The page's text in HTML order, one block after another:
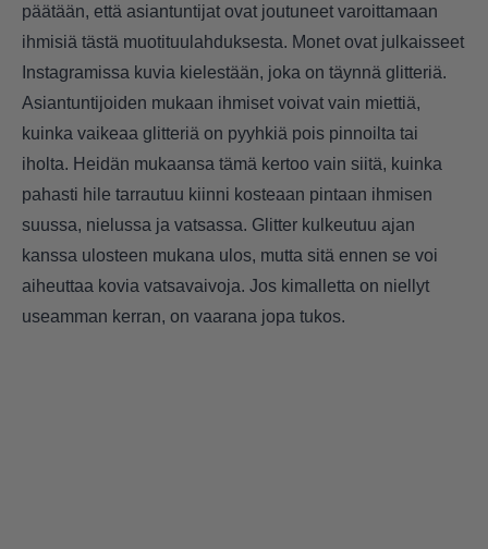
päätään, että asiantuntijat ovat joutuneet varoittamaan
ihmisiä tästä muotituulahduksesta. Monet ovat julkaisseet
Instagramissa kuvia kielestään, joka on täynnä glitteriä.
Asiantuntijoiden mukaan ihmiset voivat vain miettiä,
kuinka vaikeaa glitteriä on pyyhkiä pois pinnoilta tai
iholta. Heidän mukaansa tämä kertoo vain siitä, kuinka
pahasti hile tarrautuu kiinni kosteaan pintaan ihmisen
suussa, nielussa ja vatsassa. Glitter kulkeutuu ajan
kanssa ulosteen mukana ulos, mutta sitä ennen se voi
aiheuttaa kovia vatsavaivoja. Jos kimalletta on niellyt
useamman kerran, on vaarana jopa tukos.